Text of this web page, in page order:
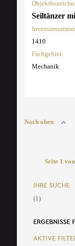
Seiltänzer
1410
Fachgebiet
Mechanik
Nach oben
Seite 1
IHRE SUCHE
(1)
ERGEBNISSE
AKTIVE